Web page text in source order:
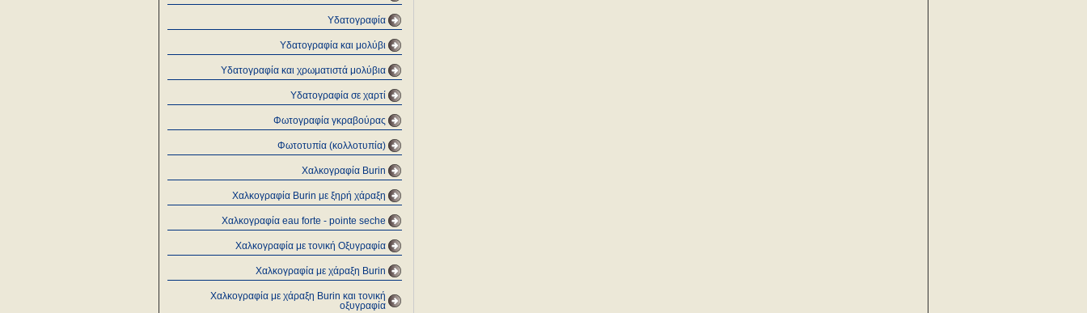
Υδατογραφία
Υδατογραφία και μολύβι
Υδατογραφία και χρωματιστά μολύβια
Υδατογραφία σε χαρτί
Φωτογραφία γκραβούρας
Φωτοτυπία (κολλοτυπία)
Χαλκογραφία Burin
Χαλκογραφία Burin με ξηρή χάραξη
Χαλκογραφία eau forte - pointe seche
Χαλκογραφία με τονική Οξυγραφία
Χαλκογραφία με χάραξη Burin
Χαλκογραφία με χάραξη Burin και τονική
οξυγραφία